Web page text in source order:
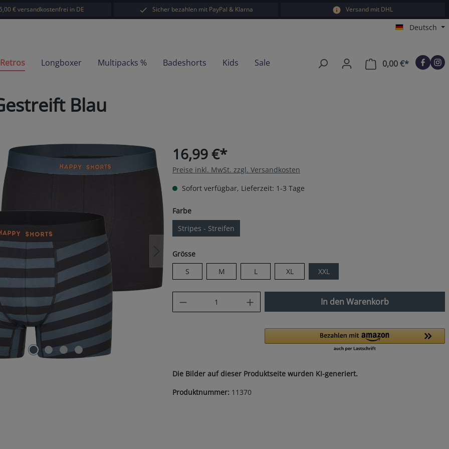
€ versandkostenfrei in DE Sicher bezahlen mit PayPal & Klarna Versand mit DHL
Deutsch
Longboxer Multipacks % Badeshorts Kids Sale 0,00 €*Warenkorb
Blau
16,99 €*
Preise inkl. MwSt. zzgl. Versandkosten
Sofort verfügbar, Lieferzeit: 1-3 Tage
Farbeauswählen
Stripes - Streifen
Grösseauswählen
S
M L XL XXL
Produkt Anzahl: Gib den gewünschten Wert
In den Warenkorb
Die Bilder auf dieser Produktseite wurden KI-generiert.
Produktnummer: 11370